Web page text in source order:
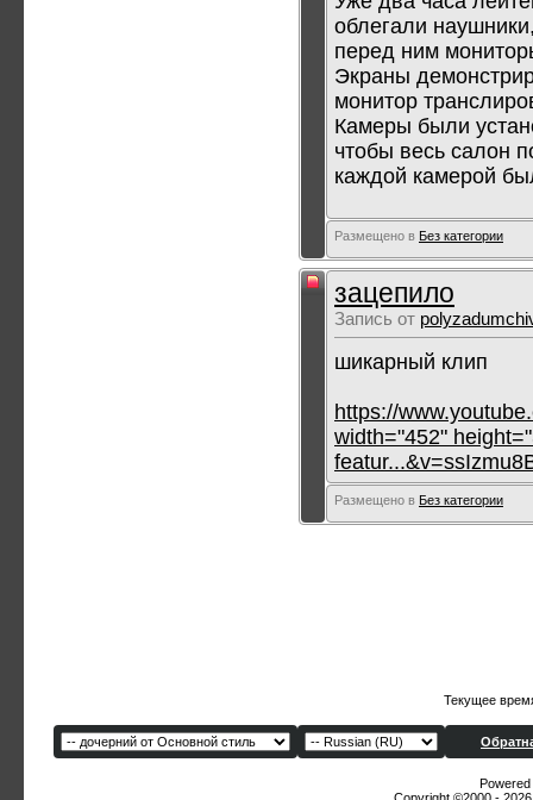
облегали
перед ним
Экраны
монитор
Камеры были
чтобы весь салон
каждой камерой
Размещено в Без категории
зацепило
Запись от
шикарный клип
https://
width="452"
Размещено в Без категории
Текущее